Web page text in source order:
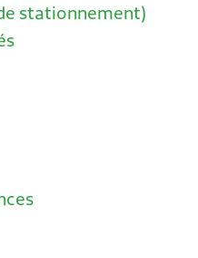
stationnement)